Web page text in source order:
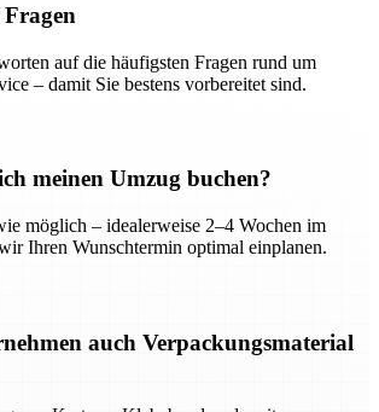
auf die häufigsten Fragen rund um
– damit Sie bestens vorbereitet sind.
meinen Umzug buchen?
möglich – idealerweise 2–4 Wochen im
Ihren Wunschtermin optimal einplanen.
auch Verpackungsmaterial